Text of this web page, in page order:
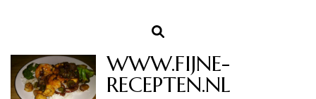
WWW.FIJNE-
RECEPTEN.NL